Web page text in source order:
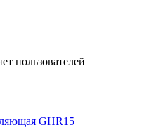
пользователей
GHR15